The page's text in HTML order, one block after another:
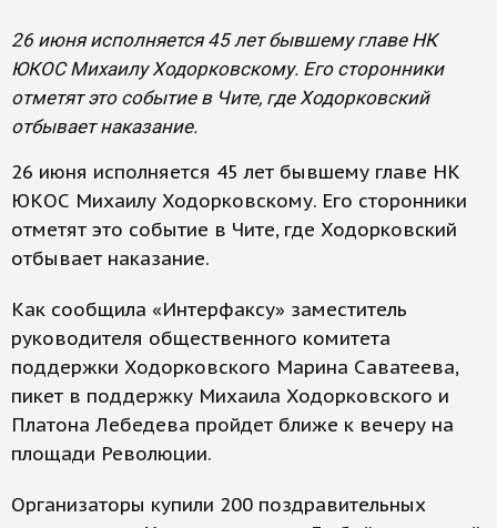
26 июня исполняется 45 лет бывшему главе НК
ЮКОС Михаилу Ходорковскому. Его сторонники
отметят это событие в Чите, где Ходорковский
отбывает наказание.
26 июня исполняется 45 лет бывшему главе НК
ЮКОС Михаилу Ходорковскому. Его сторонники
отметят это событие в Чите, где Ходорковский
отбывает наказание.
Как сообщила «Интерфаксу» заместитель
руководителя общественного комитета
поддержки Ходорковского Марина Саватеева,
пикет в поддержку Михаила Ходорковского и
Платона Лебедева пройдет ближе к вечеру на
площади Революции.
Организаторы купили 200 поздравительных